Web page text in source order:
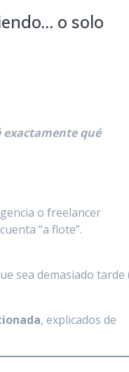
o solo
exactamente qué
o freelancer
“a flote”.
sea demasiado tarde
, explicados de